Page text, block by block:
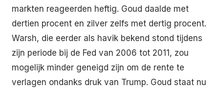
markten reageerden heftig. Goud daalde met
dertien procent en zilver zelfs met dertig procent.
Warsh, die eerder als havik bekend stond tijdens
zijn periode bij de Fed van 2006 tot 2011, zou
mogelijk minder geneigd zijn om de rente te
verlagen ondanks druk van Trump. Goud staat nu